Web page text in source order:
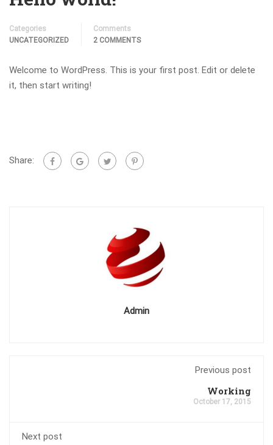
Categories
UNCATEGORIZED
Comments
2 COMMENTS
Welcome to WordPress. This is your first post. Edit or delete
it, then start writing!
Share:
Admin
Previous post
Working
October 17, 2015
Next post